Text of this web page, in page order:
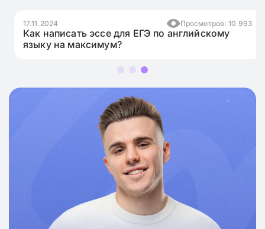
17.11.2024 Просмотров: 10 993
Как написать эссе для ЕГЭ по английскому
языку на максимум?